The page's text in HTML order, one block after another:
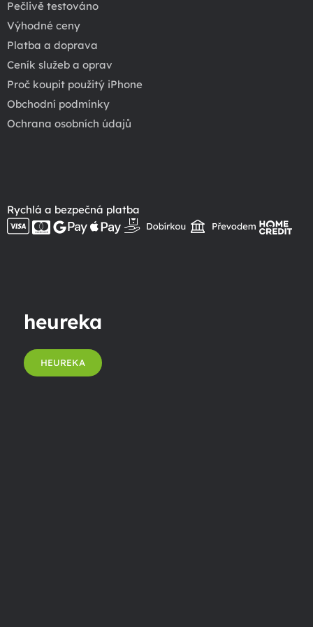
Pečlivě testováno
Výhodné ceny
Platba a doprava
Ceník služeb a oprav
Proč koupit použitý iPhone
Obchodní podmínky
Ochrana osobních údajů
Rychlá a bezpečná platba
heureka
HEUREKA